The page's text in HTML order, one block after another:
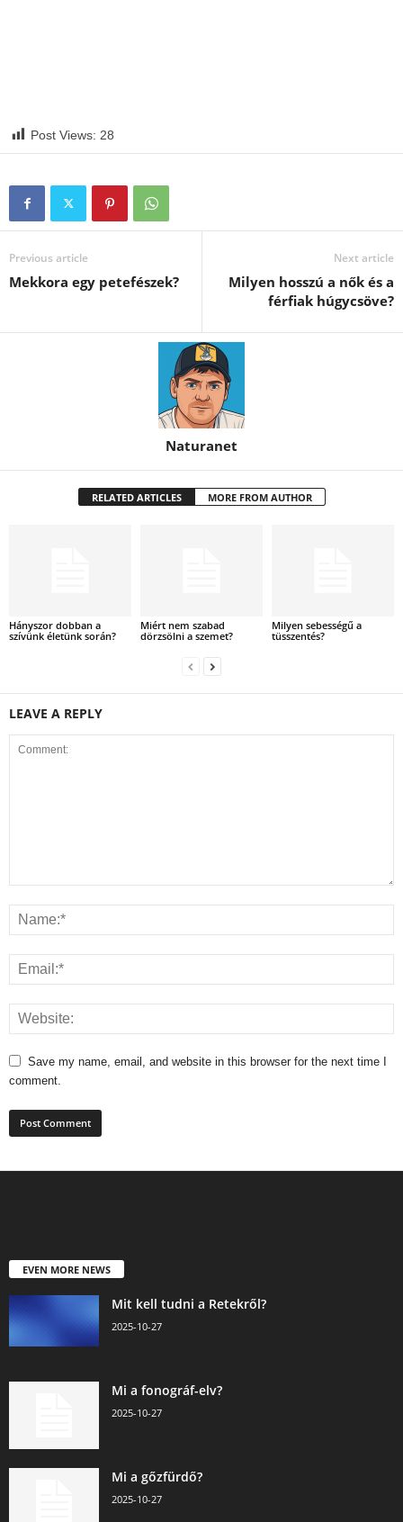
Post Views: 28
Previous article
Mekkora egy petefészek?
Next article
Milyen hosszú a nők és a
férfiak húgycsöve?
Naturanet
RELATED ARTICLES MORE FROM AUTHOR
Hányszor dobban a
szívünk életünk során?
Miért nem szabad
dörzsölni a szemet?
Milyen sebességű a
tüsszentés?
LEAVE A REPLY
Save my name, email, and website in this browser for the next time I
comment.
EVEN MORE NEWS
Mit kell tudni a Retekről?
2025-10-27
Mi a fonográf-elv?
2025-10-27
Mi a gőzfürdő?
2025-10-27